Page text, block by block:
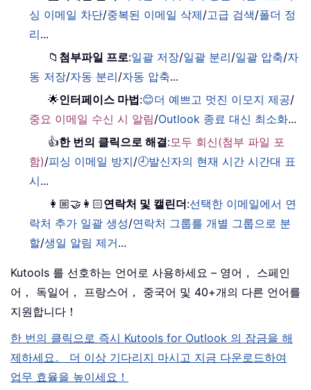
싱 이메일 차단/중복된 이메일 삭제/고급 검색/폴더 정
리...
📁 첨부파일 프로:일괄 저장/일괄 분리/일괄 압축/자
동 저장/자동 분리/자동 압축...
🌟인터페이스 마법:😊더 예쁘고 멋진 이모지 제공/
중요 이메일 수신 시 알림/Outlook 종료 대신 최소화...
👍한 번의 클릭으로 해결:모두 회신(첨부 파일 포
함)/피싱 이메일 방지/🕘발신자의 현재 시간 시간대 표
시...
👩🏼‍🤝‍👩🏻연락처 및 캘린더:선택한 이메일에서 연
락처 추가 일괄 생성/연락처 그룹를 개별 그룹으로 분
할/생일 알림 제거...
Kutools 를 선호하는 언어로 사용하세요 – 영어， 스페인
어， 독일어， 프랑스어， 중국어 및 40+개의 다른 언어를
지원합니다！
한 번의 클릭으로 즉시 Kutools for Outlook 의 잠금을 해
제하세요。 더 이상 기다리지 마시고 지금 다운로드하여
업무 효율을 높이세요！